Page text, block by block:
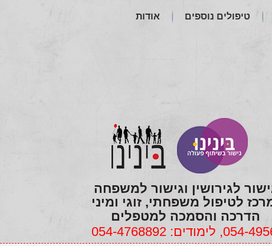
טיפולים נוספים אודות
הדרכה והסמכה למטפלים
לגירושין וגישור למשפחה
לטיפול משפחתי, זוגי ומיני